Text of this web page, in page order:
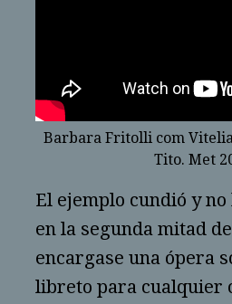
Barbara Fritolli com
Tito. Met
El ejemplo cundió y
en la segunda mitad
encargase una ópera
libreto para cualquier